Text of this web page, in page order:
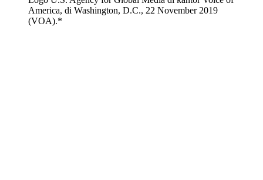
America, di Washington, D.C., 22 November 2019
(VOA).*